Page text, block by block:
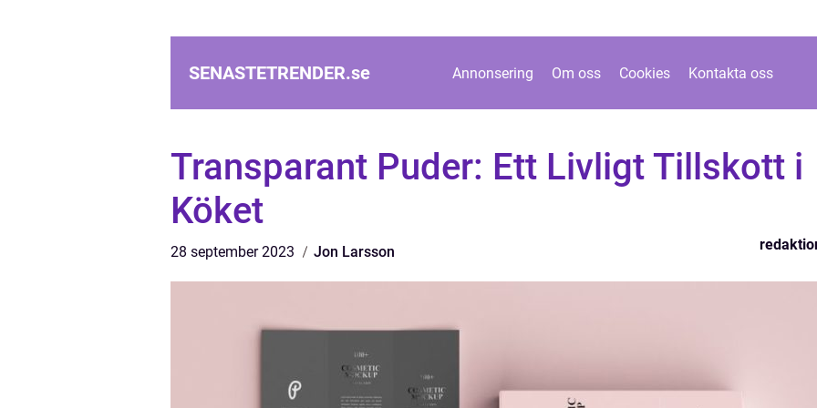
SENASTETRENDER.se Annonsering Om oss Cookies Kontakta oss
Transparant Puder: Ett Livligt Tillskott i
Köket
28 september 2023 Jon Larsson